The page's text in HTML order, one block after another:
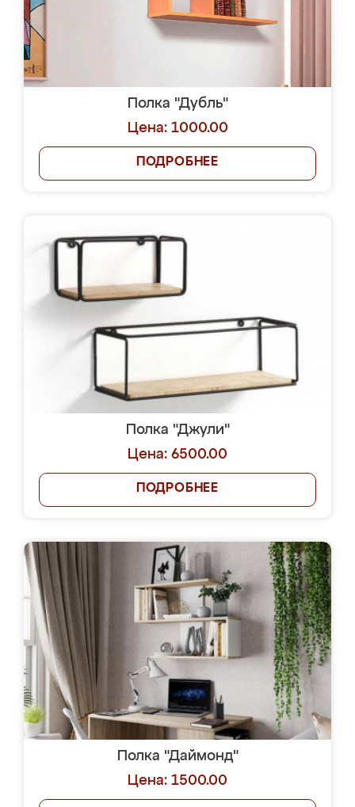
Полка "Дубль"
Цена: 1000.00
ПОДРОБНЕЕ
Полка "Джули"
Цена: 6500.00
ПОДРОБНЕЕ
Полка "Даймонд"
Цена: 1500.00